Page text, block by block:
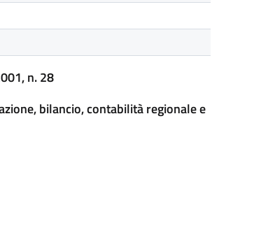
n. 28
bilancio, contabilità regionale e